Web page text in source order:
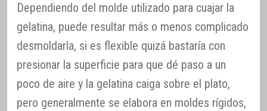
Dependiendo del molde utilizado para cuajar la
gelatina, puede resultar más o menos complicado
desmoldarla, si es flexible quizá bastaría con
presionar la superficie para que dé paso a un
poco de aire y la gelatina caiga sobre el plato,
pero generalmente se elabora en moldes rígidos,